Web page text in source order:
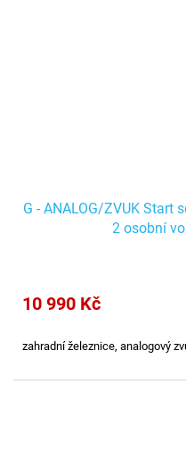
G - ANALOG/ZVUK Start
2 osobní
10 990 Kč
zahradní železnice, analogový